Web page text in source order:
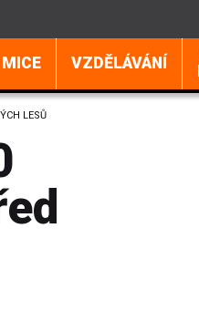
MICE VZDĚLÁVÁNÍ
LESŮ